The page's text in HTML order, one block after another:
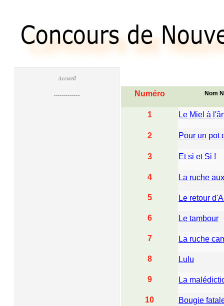
Accueil
-------------
Numéro Nom
1 Le Miel à
2 Pour un pot
3 Et si et Si !
4 La ruche
5 Le retour
6 Le tambour
7 La ruche
8 Lulu
9 La
10 Bougie